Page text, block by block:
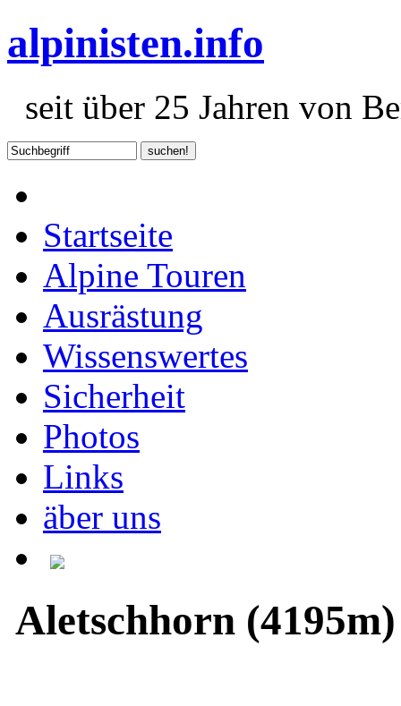
alpinisten.info
seit über 25 Jahren von
Startseite
Alpine Touren
Ausrästung
Wissenswertes
Sicherheit
Photos
Links
äber uns
Aletschhorn (4195m)